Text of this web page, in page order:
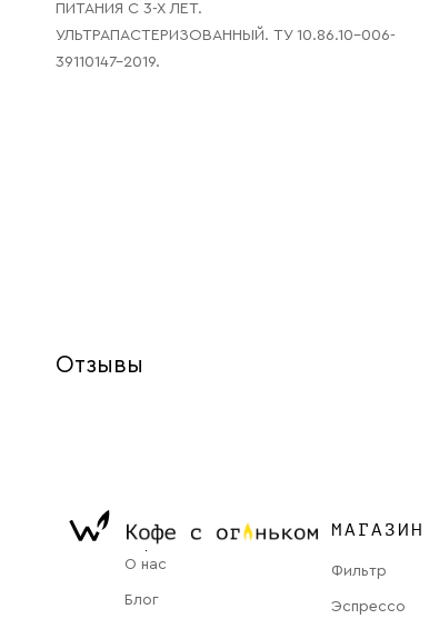
ПИТАНИЯ С 3-Х ЛЕТ.
УЛЬТРАПАСТЕРИЗОВАННЫЙ. ТУ 10.86.10-006-
39110147-2019.
Отзывы
О нас
Блог
МАГАЗИН
Фильтр
Эспрессо